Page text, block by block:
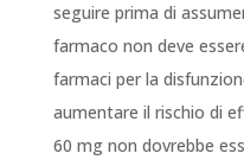
seguire prima di
farmaco non deve
farmaci per la
aumentare il rischio di
60 mg non dovrebbe